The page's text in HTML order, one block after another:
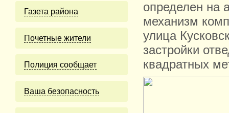
Газета района
Почетные жители
Полиция сообщает
Ваша безопасность
определен на
механизм
улица
застройки
квадратных